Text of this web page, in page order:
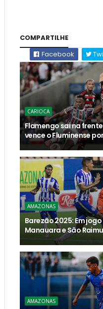
COMPARTILHE
Facebook
CARIOCA
Flamengo sai na
vence o Fluminense por
AMAZONAS
Barezão 2025: Em
Manauara e São
AMAZONAS